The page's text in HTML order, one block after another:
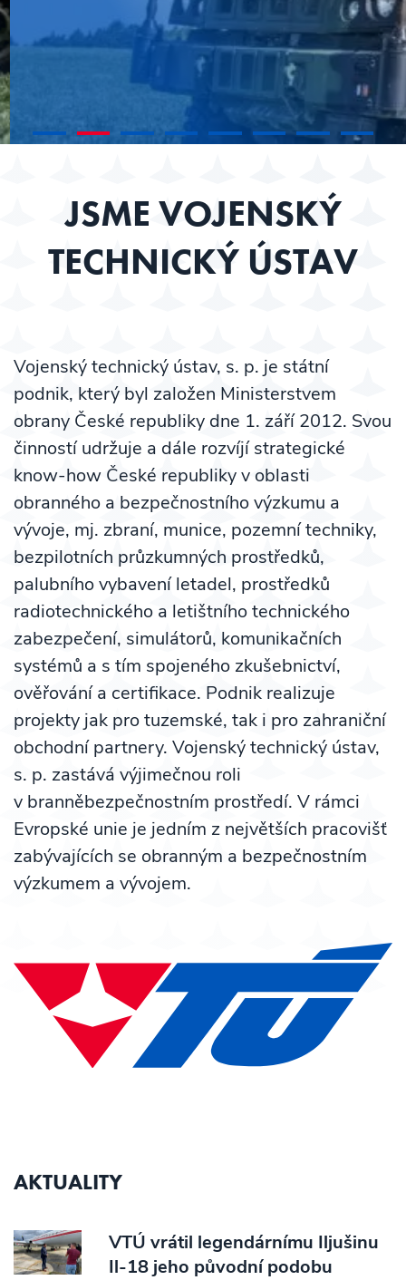
1 2 3 4 5 6 7 8
JSME VOJENSKÝ
TECHNICKÝ ÚSTAV
Vojenský technický ústav, s. p. je státní
podnik, který byl založen Ministerstvem
obrany České republiky dne 1. září 2012. Svou
činností udržuje a dále rozvíjí strategické
know-how České republiky v oblasti
obranného a bezpečnostního výzkumu a
vývoje, mj. zbraní, munice, pozemní techniky,
bezpilotních průzkumných prostředků,
palubního vybavení letadel, prostředků
radiotechnického a letištního technického
zabezpečení, simulátorů, komunikačních
systémů a s tím spojeného zkušebnictví,
ověřování a certifikace. Podnik realizuje
projekty jak pro tuzemské, tak i pro zahraniční
obchodní partnery. Vojenský technický ústav,
s. p. zastává výjimečnou roli
v branněbezpečnostním prostředí. V rámci
Evropské unie je jedním z největších pracovišť
zabývajících se obranným a bezpečnostním
výzkumem a vývojem.
AKTUALITY
VTÚ vrátil legendárnímu Iljušinu
Il-18 jeho původní podobu